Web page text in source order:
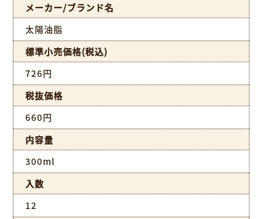
メーカー/ブランド名
太陽油脂
標準小売価格(税込)
726円
税抜価格
660円
内容量
300ml
入数
12